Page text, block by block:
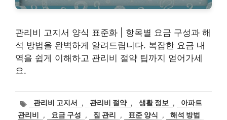
관리비 고지서 양식 표준화 | 항목별 요금 구성과 해
석 방법을 완벽하게 알려드립니다. 복잡한 요금 내
역을 쉽게 이해하고 관리비 절약 팁까지 얻어가세
요.
태
그
관리비 고지서 , 관리비 절약 , 생활 정보 ,
아파트
관리비
, 요금 구성 , 집 관리 , 표준 양식 , 해석 방법